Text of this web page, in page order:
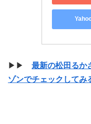
▶▶ 最新の松田るか
ゾンでチェックしてみ